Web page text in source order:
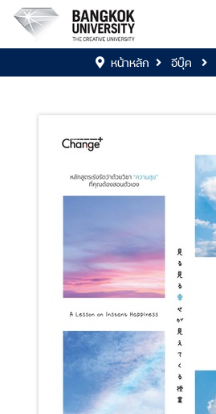
หน้าหลัก อีบุ๊ค